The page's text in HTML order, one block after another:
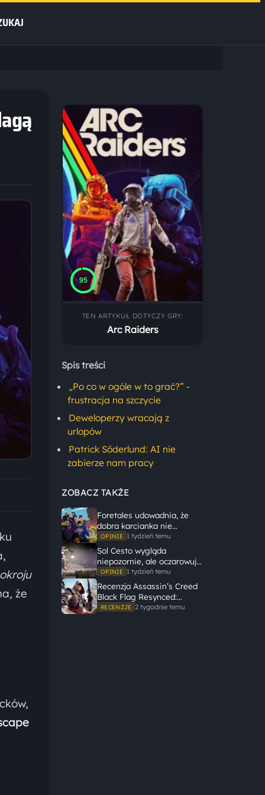
że
95
TEN ARTYKUŁ DOTYCZY GRY:
Arc Raiders
Spis treści
„Po co w ogóle w to grać?” -
frustracja na szczycie
Deweloperzy wracają z
urlopów
Patrick Söderlund: AI nie
zabierze nam pracy
ZOBACZ TAKŻE
Foretales udowadnia, że
dobra karcianka nie
potrzebuje wielkiego
świata, żeby opowiedzieć
dużą historię
OPINIE 1 tydzień temu
Sol Cesto wygląda
niepozornie, ale oczarowuje
gameplayem
OPINIE 1 tydzień temu
Recenzja Assassin’s Creed
Black Flag Resynced:
Ubisoft tego nie zepsuł
RECENZJE 2 tygodnie temu